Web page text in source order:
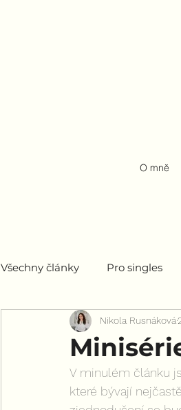
O mně
Všechny články Pro singles
Pro všechny ženyNikola Rusnáková
V minulém článku
které bývají